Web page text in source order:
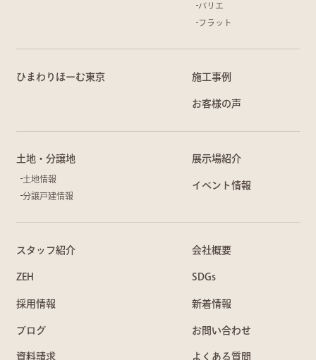
バリエ
フラット
ひまわりほーむ東京 施工事例
お客様の声
土地・分譲地
土地情報
分譲戸建情報
展示場紹介
イベント情報
スタッフ紹介 会社概要
ZEH SDGs
採用情報 新着情報
ブログ お問い合わせ
資料請求 よくある質問